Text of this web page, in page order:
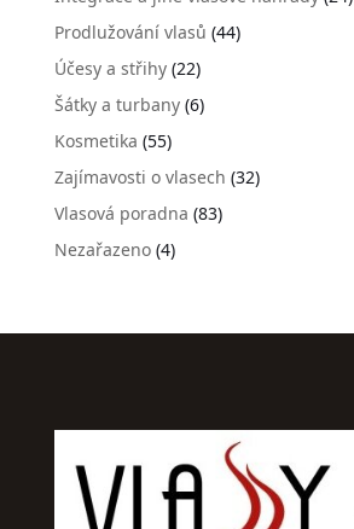
Prodlužování vlasů (44)
Účesy a střihy(22)
Šátky a turbany(6)
Kosmetika (55)
Zajímavosti o vlasech (32)
Vlasová poradna (83)
Nezařazeno(4)